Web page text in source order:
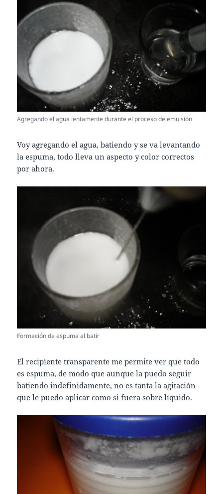
Agregando el agua lentamente durante el proceso de emulsión
Voy agregando el agua, batiendo y se va levantando
la espuma, todo lleva un aspecto y color correctos
por ahora.
Formación de espuma al batir
El recipìente transparente me permite ver que todo
es espuma, de modo que aunque la puedo seguir
batiendo indefinidamente, no es tanta la agitación
que le puedo aplicar como si fuera sobre líquido.